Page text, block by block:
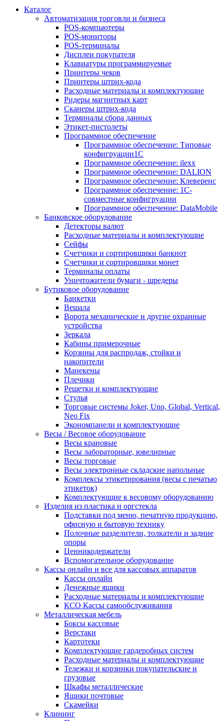
Каталог
Автоматизация торговли и бизнеса
POS-компьютеры
POS-мониторы
POS-терминалы
Дисплеи покупателя
Клавиатуры программируемые
Принтеры чеков
Принтеры штрих-кода
Расходные материалы и комплектующие
Ридеры магнитных карт
Сканеры штрих-кода
Терминалы сбора данных
Этикет-пистолеты
Программное обеспечение
Программное обеспечение: Типовые
конфигруации1С
Программное обеспечение: ilexx
Программное обеспечение: DALION
Программное обеспечение: Клеверенс
Программное обеспечение: 1С-
совместные конфигруации
Программное обеспечение: DataMobile
Банковское оборудование
Детекторы валют
Расходные материалы и комплектующие
Сейфы
Счетчики и сортировщики банкнот
Счетчики и сортировщики монет
Терминалы оплаты
Уничтожители бумаги - шредеры
Бутиковое оборудование
Банкетки
Вешала
Ворота механические и другие охранные
устройства
Зеркала
Кабины примерочные
Корзины для распродаж, стойки и
накопители
Манекены
Плечики
Решетки и комплектующие
Стулья
Торговые системы Joker, Uno, Global, Vertical,
Neo Fix
Экономпанели и комплектующие
Весы / Весовое оборудование
Весы крановые
Весы лабораторные, ювелирные
Весы торговые
Весы электронные складские напольные
Комплексы этикетирования (весы с печатью
этикеток)
Комплектующие к весовому оборудованию
Изделия из пластика и оргстекла
Подставки под меню, печатную продукцию,
офисную и бытовую технику
Полочные разделители, толкатели и задние
опоры
Ценникодержатели
Вспомогательное оборудование
Кассы онлайн и все для кассовых аппаратов
Кассы онлайн
Денежные ящики
Расходные материалы и комплектующие
КСО Кассы самообслуживания
Металлическая мебель
Боксы кассовые
Верстаки
Картотеки
Комплектующие гардеробных систем
Расходные материалы и комплектующие
Тележки и корзинки покупательские и
грузовые
Шкафы металлические
Ящики почтовые
Скамейки
Клининг